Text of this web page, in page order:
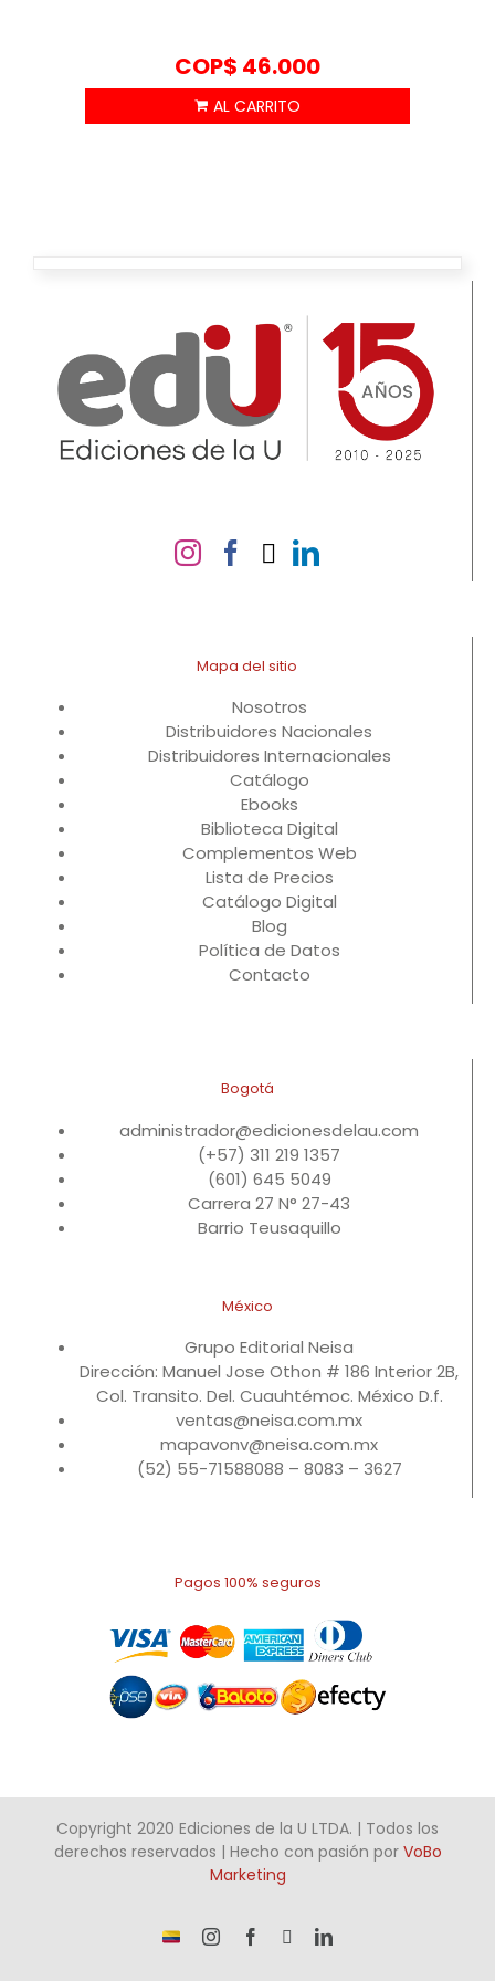
COP$ 46.000
Mapa del sitio
Nosotros
Distribuidores Nacionales
Distribuidores Internacionales
Catálogo
Ebooks
Biblioteca Digital
Complementos Web
Lista de Precios
Catálogo Digital
Blog
Política de Datos
Contacto
Bogotá
administrador@edicionesdelau.com
(+57) 311 219 1357
(601) 645 5049
Carrera 27 N° 27-43
Barrio Teusaquillo
México
Grupo Editorial Neisa
Dirección: Manuel Jose Othon # 186 Interior 2B,
Col. Transito. Del. Cuauhtémoc. México D.f.
ventas@neisa.com.mx
mapavonv@neisa.com.mx
(52) 55-71588088 – 8083 – 3627
Pagos 100% seguros
Copyright 2020 Ediciones de la U LTDA. | Todos los
derechos reservados | Hecho con pasión por VoBo
Marketing
¡Somos InstagramFacebook LinkedIn